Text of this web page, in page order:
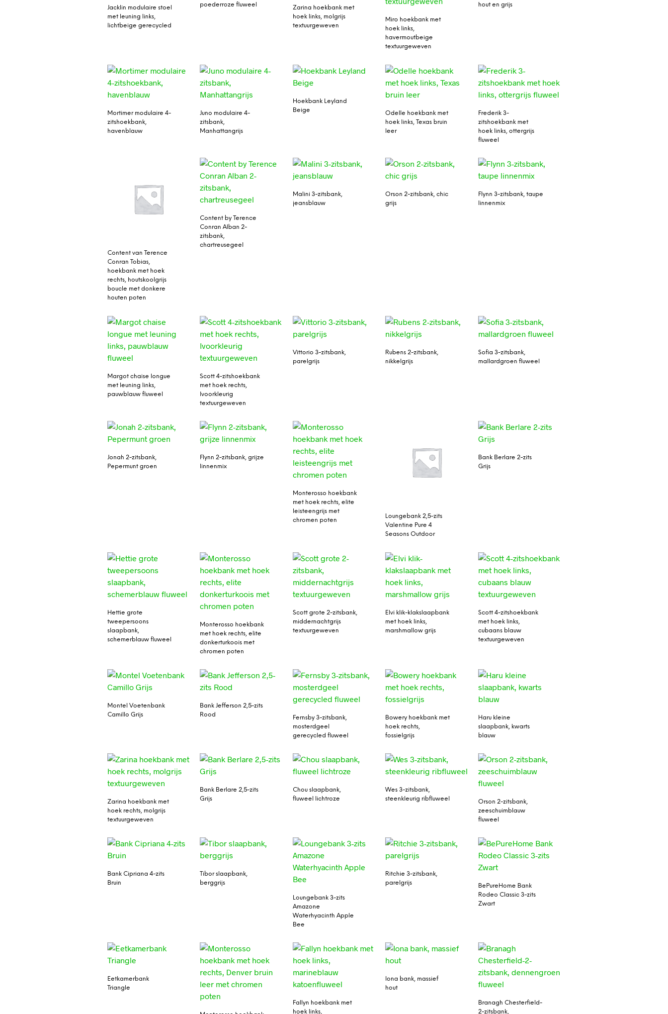
Jacklin modulaire stoel
met leuning links,
lichtbeige gerecycled
poederroze fluweel
Zarina hoekbank met
hoek links, molgrijs
textuurgeweven
Miro hoekbank met
hoek links,
havermoutbeige
textuurgeweven
hout en grijs
Mortimer modulaire 4-
zitshoekbank,
havenblauw
Juno modulaire 4-
zitsbank,
Manhattangrijs
Hoekbank Leyland
Beige
Odelle hoekbank met
hoek links, Texas bruin
leer
Frederik 3-
zitshoekbank met
hoek links, ottergrijs
fluweel
Content van Terence
Conran Tobias,
hoekbank met hoek
rechts, houtskoolgrijs
boucle met donkere
houten poten
Content by Terence
Conran Alban 2-
zitsbank,
chartreusegeel
Malini 3-zitsbank,
jeansblauw
Orson 2-zitsbank, chic
grijs
Flynn 3-zitsbank, taupe
linnenmix
Margot chaise longue
met leuning links,
pauwblauw fluweel
Scott 4-zitshoekbank
met hoek rechts,
Ivoorkleurig
textuurgeweven
Vittorio 3-zitsbank,
parelgrijs
Rubens 2-zitsbank,
nikkelgrijs
Sofia 3-zitsbank,
mallardgroen fluweel
Jonah 2-zitsbank,
Pepermunt groen
Flynn 2-zitsbank, grijze
linnenmix
Monterosso hoekbank
met hoek rechts, elite
leisteengrijs met
chromen poten
Loungebank 2,5-zits
Valentine Pure 4
Seasons Outdoor
Bank Berlare 2-zits
Grijs
Hettie grote
tweepersoons
slaapbank,
schemerblauw fluweel
Monterosso hoekbank
met hoek rechts, elite
donkerturkoois met
chromen poten
Scott grote 2-zitsbank,
middernachtgrijs
textuurgeweven
Elvi klik-klakslaapbank
met hoek links,
marshmallow grijs
Scott 4-zitshoekbank
met hoek links,
cubaans blauw
textuurgeweven
Montel Voetenbank
Camillo Grijs
Bank Jefferson 2,5-zits
Rood
Fernsby 3-zitsbank,
mosterdgeel
gerecycled fluweel
Bowery hoekbank met
hoek rechts,
fossielgrijs
Haru kleine
slaapbank, kwarts
blauw
Zarina hoekbank met
hoek rechts, molgrijs
textuurgeweven
Bank Berlare 2,5-zits
Grijs
Chou slaapbank,
fluweel lichtroze
Wes 3-zitsbank,
steenkleurig ribfluweel
Orson 2-zitsbank,
zeeschuimblauw
fluweel
Bank Cipriana 4-zits
Bruin
Tibor slaapbank,
berggrijs
Loungebank 3-zits
Amazone
Waterhyacinth Apple
Bee
Ritchie 3-zitsbank,
parelgrijs
BePureHome Bank
Rodeo Classic 3-zits
Zwart
Eetkamerbank
Triangle
Fallyn hoekbank met
hoek links,
Iona bank, massief
hout
Branagh Chesterfield-
2-zitsbank,